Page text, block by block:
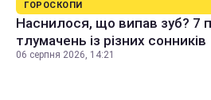
ГОРОСКОПИ
Наснилося, що випав зуб? 7
тлумачень із різних сонників
06 серпня 2026, 14:21